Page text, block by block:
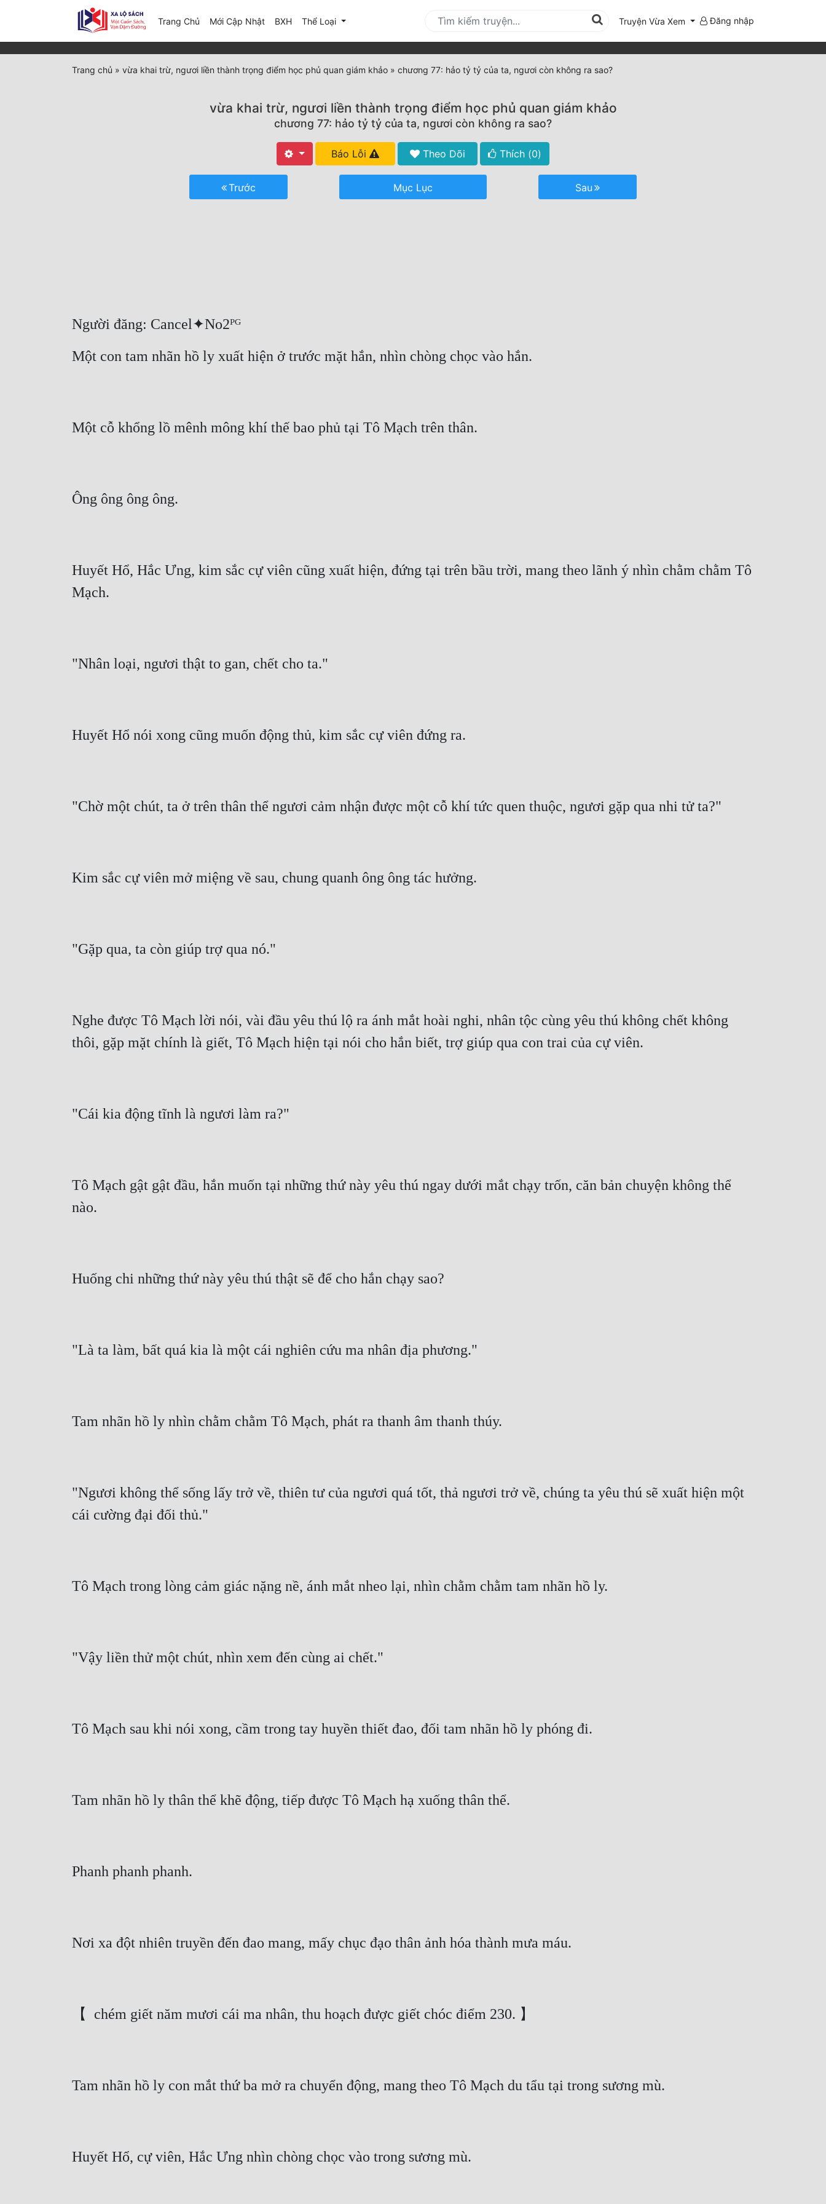
Trang Chủ Mới Cập Nhật(current)
BXH Thể Loại Truyện Vừa Xem Đăng nhập
Trang chủ » vừa khai trừ, ngươi liền thành trọng điểm học phủ quan giám khảo » chương 77: hảo tỷ tỷ của ta, ngươi còn không ra sao?
vừa khai trừ, ngươi liền thành trọng điểm học phủ quan giám khảo
chương 77: hảo tỷ tỷ của ta, ngươi còn không ra sao?
Báo Lỗi Theo Dõi Thích (0)
Trước Mục Lục Sau
Người đăng: Cancel✦No2ᴾᴳ
Một con tam nhãn hồ ly xuất hiện ở trước mặt hắn, nhìn chòng chọc vào hắn.
Một cỗ khổng lồ mênh mông khí thế bao phủ tại Tô Mạch trên thân.
Ông ông ông ông.
Huyết Hổ, Hắc Ưng, kim sắc cự viên cũng xuất hiện, đứng tại trên bầu trời, mang theo lãnh ý nhìn chằm chằm Tô
Mạch.
"Nhân loại, ngươi thật to gan, chết cho ta."
Huyết Hổ nói xong cũng muốn động thủ, kim sắc cự viên đứng ra.
"Chờ một chút, ta ở trên thân thể ngươi cảm nhận được một cỗ khí tức quen thuộc, ngươi gặp qua nhi tử ta?"
Kim sắc cự viên mở miệng về sau, chung quanh ông ông tác hưởng.
"Gặp qua, ta còn giúp trợ qua nó."
Nghe được Tô Mạch lời nói, vài đầu yêu thú lộ ra ánh mắt hoài nghi, nhân tộc cùng yêu thú không chết không
thôi, gặp mặt chính là giết, Tô Mạch hiện tại nói cho hắn biết, trợ giúp qua con trai của cự viên.
"Cái kia động tĩnh là ngươi làm ra?"
Tô Mạch gật gật đầu, hắn muốn tại những thứ này yêu thú ngay dưới mắt chạy trốn, căn bản chuyện không thể
nào.
Huống chi những thứ này yêu thú thật sẽ để cho hắn chạy sao?
"Là ta làm, bất quá kia là một cái nghiên cứu ma nhân địa phương."
Tam nhãn hồ ly nhìn chằm chằm Tô Mạch, phát ra thanh âm thanh thúy.
"Ngươi không thể sống lấy trở về, thiên tư của ngươi quá tốt, thả ngươi trở về, chúng ta yêu thú sẽ xuất hiện một
cái cường đại đối thủ."
Tô Mạch trong lòng cảm giác nặng nề, ánh mắt nheo lại, nhìn chằm chằm tam nhãn hồ ly.
"Vậy liền thử một chút, nhìn xem đến cùng ai chết."
Tô Mạch sau khi nói xong, cầm trong tay huyền thiết đao, đối tam nhãn hồ ly phóng đi.
Tam nhãn hồ ly thân thể khẽ động, tiếp được Tô Mạch hạ xuống thân thể.
Phanh phanh phanh.
Nơi xa đột nhiên truyền đến đao mang, mấy chục đạo thân ảnh hóa thành mưa máu.
【  chém giết năm mươi cái ma nhân, thu hoạch được giết chóc điểm 230. 】
Tam nhãn hồ ly con mắt thứ ba mở ra chuyển động, mang theo Tô Mạch du tẩu tại trong sương mù.
Huyết Hổ, cự viên, Hắc Ưng nhìn chòng chọc vào trong sương mù.